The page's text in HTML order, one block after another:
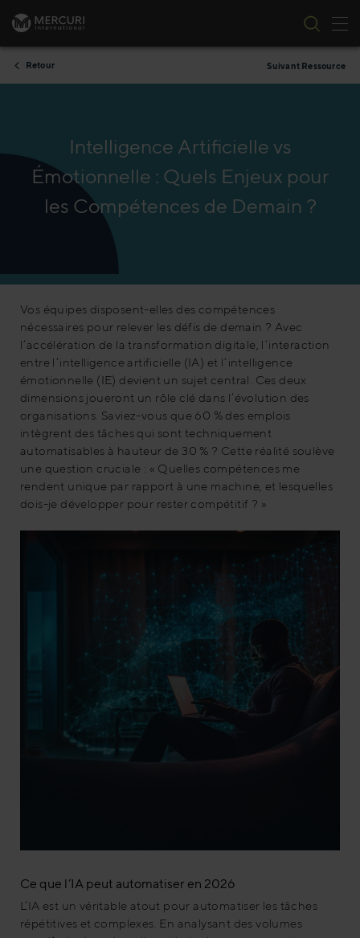
Passer au contenu
Retour Suivant Ressource
Intelligence Artificielle vs
Émotionnelle : Quels Enjeux pour
les Compétences de Demain ?
Vos équipes disposent-elles des compétences
nécessaires pour relever les défis de demain ? Avec
l’accélération de la transformation digitale, l’interaction
entre l’intelligence artificielle (IA) et l’intelligence
émotionnelle (IE) devient un sujet central. Ces deux
dimensions joueront un rôle clé dans l’évolution des
organisations. Saviez-vous que 60 % des emplois
intègrent des tâches qui sont techniquement
automatisables à hauteur de 30 % ? Cette réalité soulève
une question cruciale : « Quelles compétences me
rendent unique par rapport à une machine, et lesquelles
dois-je développer pour rester compétitif ? »
Ce que l’IA peut automatiser en 2026
L’IA est un véritable atout pour automatiser les tâches
répétitives et complexes. En analysant des volumes